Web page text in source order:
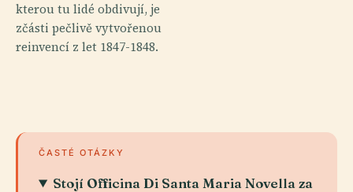
kterou tu lidé obdivují, je
zčásti pečlivě vytvořenou
reinvencí z let 1847-1848.
ČASTÉ OTÁZKY
Stojí Officina Di Santa Maria Novella za